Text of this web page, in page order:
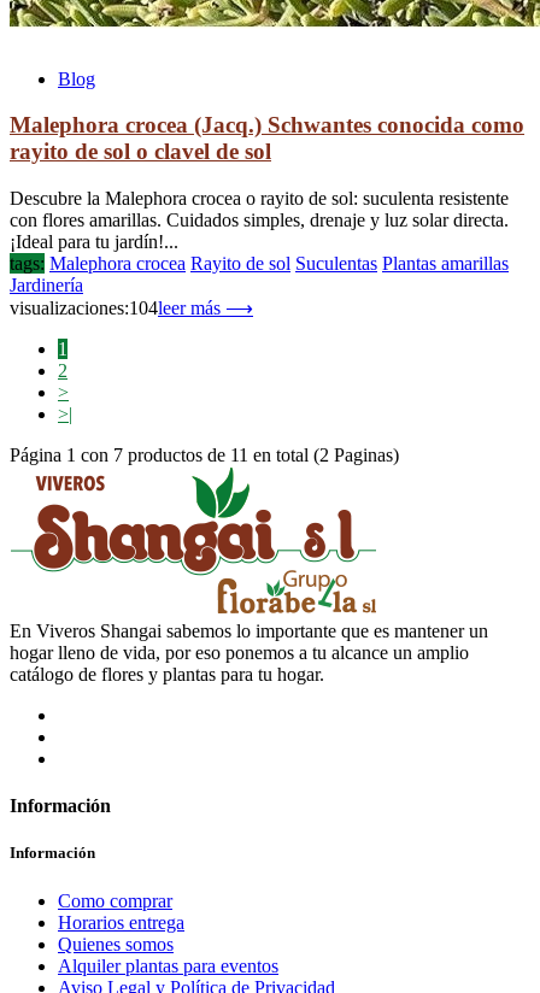
Blog
Malephora crocea (Jacq.) Schwantes conocida como
rayito de sol o clavel de sol
Descubre la Malephora crocea o rayito de sol: suculenta resistente
con flores amarillas. Cuidados simples, drenaje y luz solar directa.
¡Ideal para tu jardín!...
tags: Malephora crocea Rayito de sol Suculentas Plantas amarillas
Jardinería
visualizaciones:104leer más ⟶
1
2
>
>|
Página 1 con 7 productos de 11 en total (2 Paginas)
En Viveros Shangai sabemos lo importante que es mantener un
hogar lleno de vida, por eso ponemos a tu alcance un amplio
catálogo de flores y plantas para tu hogar.
Información
Información
Como comprar
Horarios entrega
Quienes somos
Alquiler plantas para eventos
Aviso Legal y Política de Privacidad